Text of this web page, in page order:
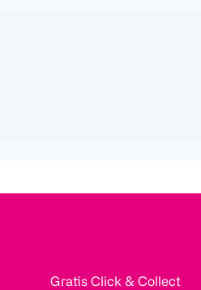
Gratis Click & Collect